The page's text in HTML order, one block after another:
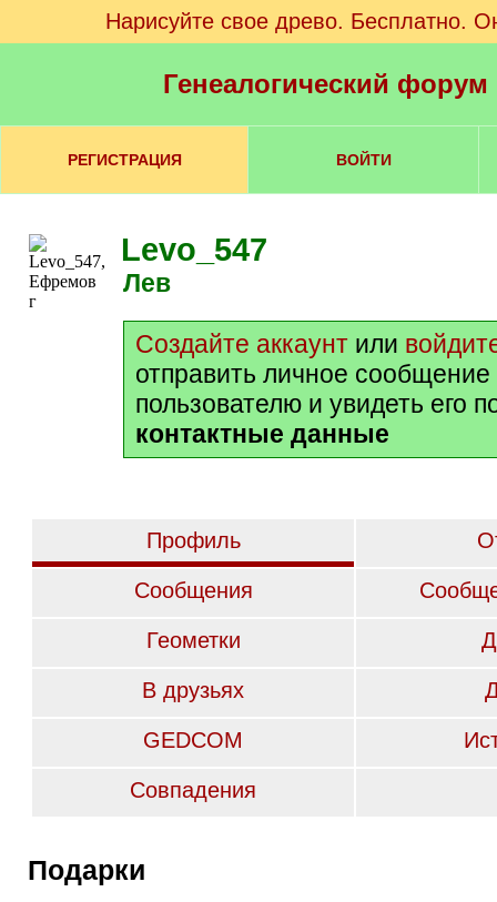
Нарисуйте свое древо. Бесплатно.
Генеалогический
РЕГИСТРАЦИЯ ВОЙТИ
Levo_547
Лев
Создайте аккаунт или
отправить личное сообщение
пользователю и увидеть его
контактные данные
Профиль
Сообщения
Геометки
В друзьях
GEDCOM
Совпадения
Подарки